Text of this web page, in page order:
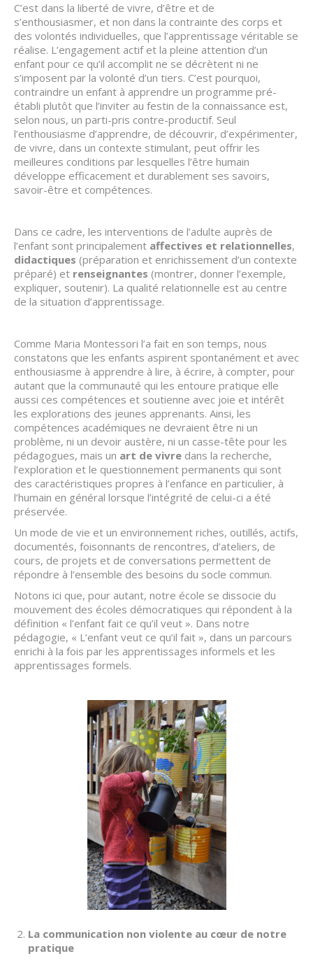
C’est dans la liberté de vivre, d’être et de
s’enthousiasmer, et non dans la contrainte des corps et
des volontés individuelles, que l’apprentissage véritable se
réalise. L’engagement actif et la pleine attention d’un
enfant pour ce qu’il accomplit ne se décrètent ni ne
s’imposent par la volonté d’un tiers. C’est pourquoi,
contraindre un enfant à apprendre un programme pré-
établi plutôt que l’inviter au festin de la connaissance est,
selon nous, un parti-pris contre-productif. Seul
l’enthousiasme d’apprendre, de découvrir, d’expérimenter,
de vivre, dans un contexte stimulant, peut offrir les
meilleures conditions par lesquelles l’être humain
développe efficacement et durablement ses savoirs,
savoir-être et compétences.
Dans ce cadre, les interventions de l’adulte auprès de
l’enfant sont principalement affectives et relationnelles,
didactiques (préparation et enrichissement d’un contexte
préparé) et renseignantes (montrer, donner l’exemple,
expliquer, soutenir). La qualité relationnelle est au centre
de la situation d’apprentissage.
Comme Maria Montessori l’a fait en son temps, nous
constatons que les enfants aspirent spontanément et avec
enthousiasme à apprendre à lire, à écrire, à compter, pour
autant que la communauté qui les entoure pratique elle
aussi ces compétences et soutienne avec joie et intérêt
les explorations des jeunes apprenants. Ainsi, les
compétences académiques ne devraient être ni un
problème, ni un devoir austère, ni un casse-tête pour les
pédagogues, mais un art de vivre dans la recherche,
l’exploration et le questionnement permanents qui sont
des caractéristiques propres à l’enfance en particulier, à
l’humain en général lorsque l’intégrité de celui-ci a été
préservée.
Un mode de vie et un environnement riches, outillés, actifs,
documentés, foisonnants de rencontres, d’ateliers, de
cours, de projets et de conversations permettent de
répondre à l’ensemble des besoins du socle commun.
Notons ici que, pour autant, notre école se dissocie du
mouvement des écoles démocratiques qui répondent à la
définition « l’enfant fait ce qu’il veut ». Dans notre
pédagogie, « L’enfant veut ce qu’il fait », dans un parcours
enrichi à la fois par les apprentissages informels et les
apprentissages formels.
La communication non violente au cœur de notre
pratique